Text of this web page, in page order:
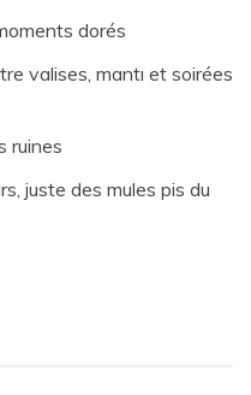
dorés
valises, mantı et soirées
ruines
juste des mules pis du